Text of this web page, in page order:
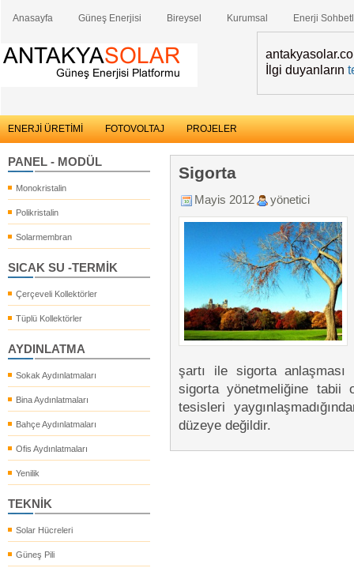
Anasayfa Güneş Enerjisi Bireysel Kurumsal Enerji
İlgi duyanların
ENERJİ ÜRETİMİ FOTOVOLTAJ PROJELER
PANEL - MODÜL
Monokristalin
Polikristalin
Solarmembran
SICAK SU -TERMİK
Çerçeveli Kollektörler
Tüplü Kollektörler
AYDINLATMA
Sokak Aydınlatmaları
Bina Aydınlatmaları
Bahçe Aydınlatmaları
Ofis Aydınlatmaları
Yenilik
TEKNİK
Solar Hücreleri
Güneş Pili
Sigorta
Mayis 2012 yönetici
şartı ile sigorta anlaşması
sigorta yönetmeliğine tabii
tesisleri
düzeye değildir.